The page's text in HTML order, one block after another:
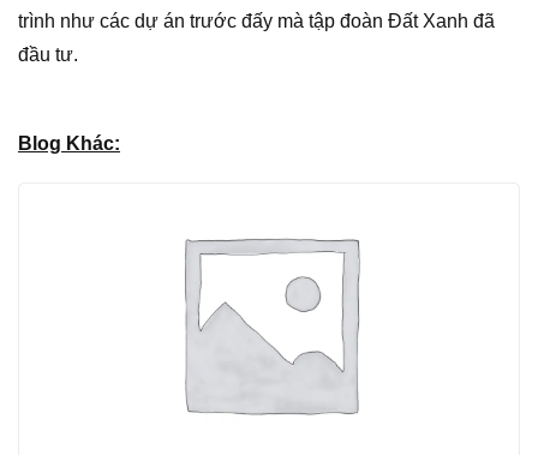
trình như các dự án trước đấy mà tập đoàn Đất Xanh đã
đầu tư.
Blog Khác: